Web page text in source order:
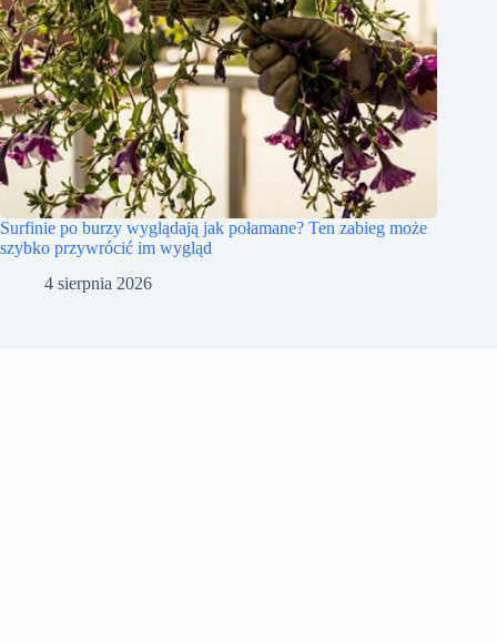
Surfinie po burzy wyglądają jak połamane? Ten zabieg może
szybko przywrócić im wygląd
4 sierpnia 2026